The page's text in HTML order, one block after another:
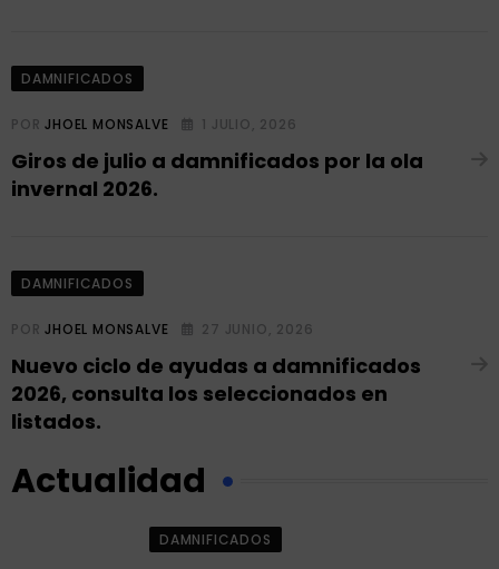
DAMNIFICADOS
PORJHOEL MONSALVE 1 JULIO, 2026
Giros de julio a damnificados por la ola
invernal 2026.
DAMNIFICADOS
PORJHOEL MONSALVE 27 JUNIO, 2026
Nuevo ciclo de ayudas a damnificados
2026, consulta los seleccionados en
listados.
Actualidad
DAMNIFICADOS